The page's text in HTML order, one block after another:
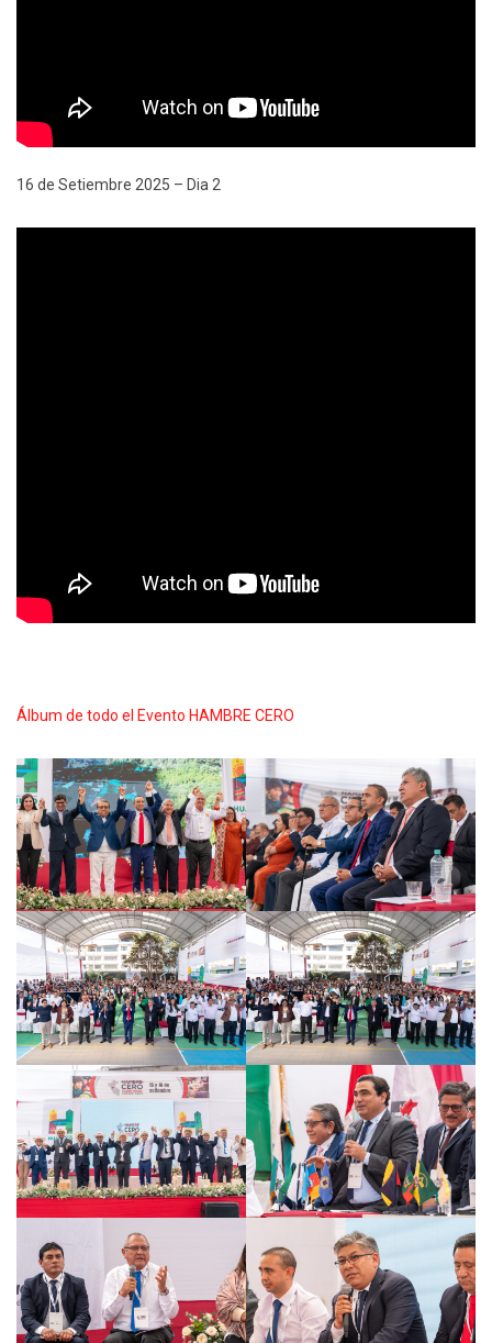
16 de Setiembre 2025 – Dia 2
Álbum de todo el Evento HAMBRE CERO